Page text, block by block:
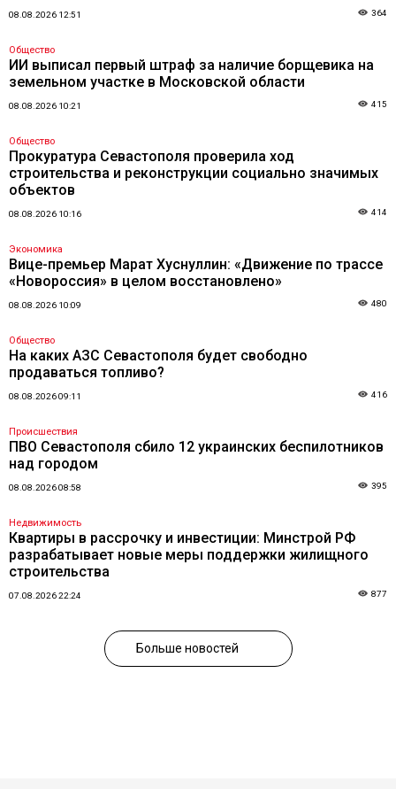
08.08.2026 12:51 364
Общество
ИИ выписал первый штраф за наличие борщевика на
земельном участке в Московской области
08.08.2026 10:21 415
Общество
Прокуратура Севастополя проверила ход
строительства и реконструкции социально значимых
объектов
08.08.2026 10:16 414
Экономика
Вице-премьер Марат Хуснуллин: «Движение по трассе
«Новороссия» в целом восстановлено»
08.08.2026 10:09 480
Общество
На каких АЗС Севастополя будет свободно
продаваться топливо?
08.08.2026 09:11 416
Происшествия
ПВО Севастополя сбило 12 украинских беспилотников
над городом
08.08.2026 08:58 395
Недвижимость
Квартиры в рассрочку и инвестиции: Минстрой РФ
разрабатывает новые меры поддержки жилищного
строительства
07.08.2026 22:24 877
Больше новостей